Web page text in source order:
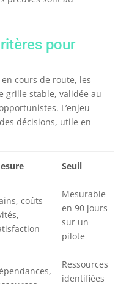
pour
cours de route, les
grille stable, validée au
L’enjeu
décisions, utile en
Seuil
coûts
Mesurable
en 90 jours
sur un
pilote
Ressources
identifiées